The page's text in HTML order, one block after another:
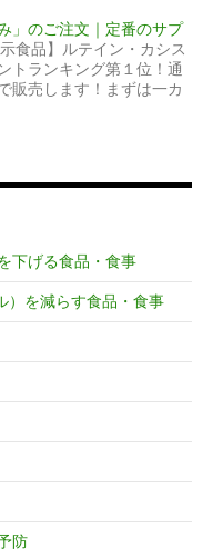
」のご注文｜定番のサプ
食品】ルテイン・カシス
トランキング第１位！通
販売します！まずは一カ
下げる食品・食事
）を減らす食品・食事
防